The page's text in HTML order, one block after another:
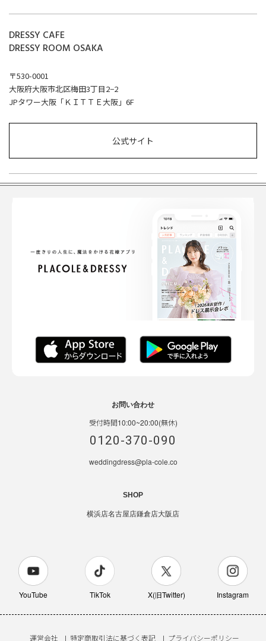
DRESSY CAFE
DRESSY ROOM OSAKA
〒530-0001
大阪府大阪市北区梅田3丁目2−2
JPタワー大阪「ＫＩＴＴＥ大阪」6F
公式サイト
お問い合わせ
受付時間10:00~20:00(無休)
0120-370-090
weddingdress@pla-cole.co
SHOP
横浜店名古屋店鎌倉店大阪店
YouTube TikTok X(旧Twitter) Instagram
運営会社 特定商取引法に基づく表記 プライバシーポリシー